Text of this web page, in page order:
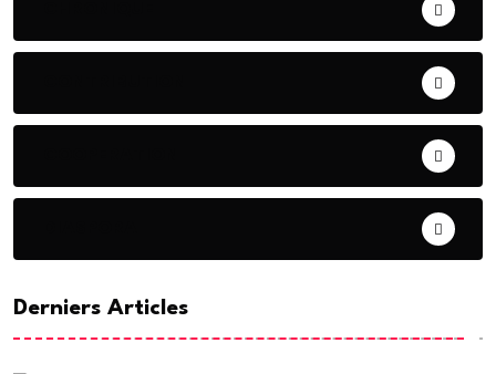
Derniers Articles